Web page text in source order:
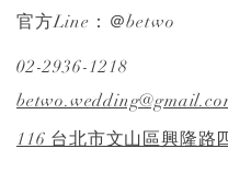
官方Line：＠betwo
02-2936-1218
116 台北市文山區興隆路